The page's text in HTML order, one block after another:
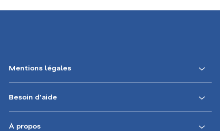
Mentions légales
Besoin d'aide
À propos